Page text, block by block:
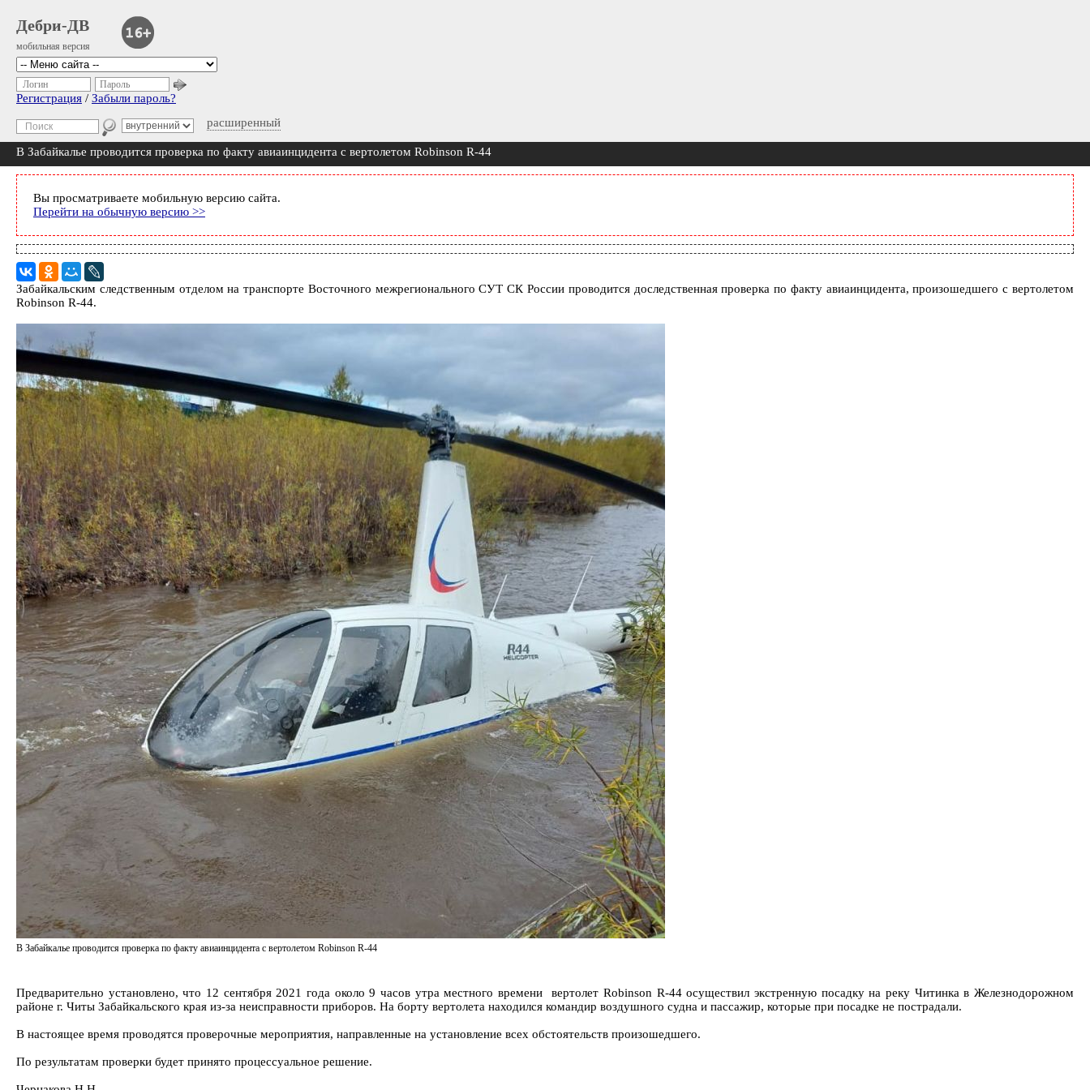
Дебри-ДВ
мобильная версия
расширенный
Логин Пароль
Регистрация / Забыли пароль?
В Забайкалье проводится проверка по факту авиаинцидента с вертолетом Robinson R-44
Вы просматриваете мобильную версию сайта.
Перейти на обычную версию >>
Забайкальским следственным отделом на транспорте Восточного межрегионального СУТ СК России проводится доследственная проверка по факту авиаинцидента, произошедшего с вертолетом
Robinson R-44.
В Забайкалье проводится проверка по факту авиаинцидента с вертолетом Robinson R-44
Предварительно установлено, что 12 сентября 2021 года около 9 часов утра местного времени вертолет Robinson R-44 осуществил экстренную посадку на реку Читинка в Железнодорожном
районе г. Читы Забайкальского края из-за неисправности приборов. На борту вертолета находился командир воздушного судна и пассажир, которые при посадке не пострадали.
В настоящее время проводятся проверочные мероприятия, направленные на установление всех обстоятельств произошедшего.
По результатам проверки будет принято процессуальное решение.